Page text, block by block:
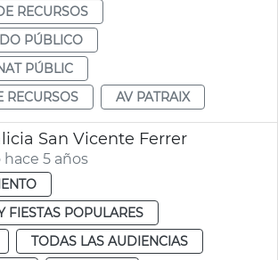
RECURSOS
PÚBLICO
PÚBLIC
RECURSOS
AV PATRAIX
San Vicente Ferrer
5 años
FIESTAS POPULARES
TODAS LAS AUDIENCIAS